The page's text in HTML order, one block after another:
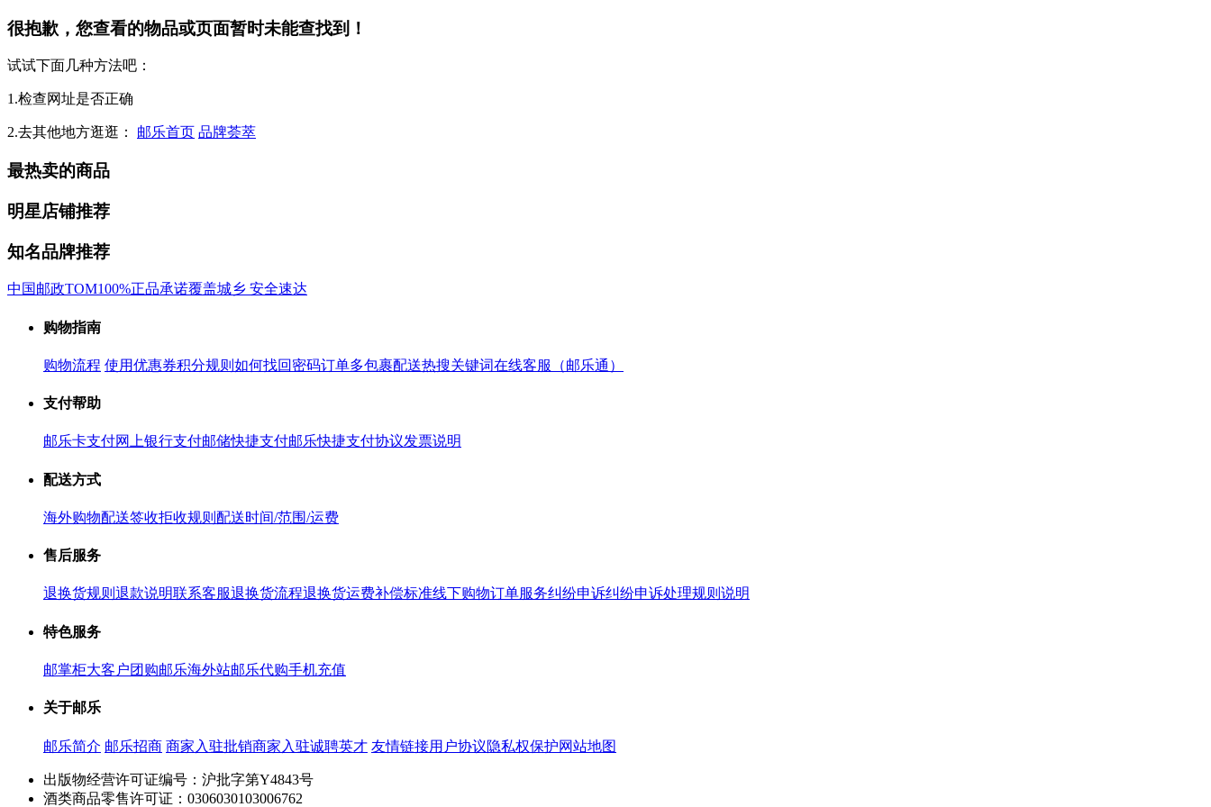
很抱歉，您查看的物品或页面暂时未能查找到！
试试下面几种方法吧：
1.检查网址是否正确
2.去其他地方逛逛： 邮乐首页 品牌荟萃
最热卖的商品
明星店铺推荐
知名品牌推荐
中国邮政TOM100%正品承诺覆盖城乡 安全速达
购物指南
购物流程 使用优惠券积分规则 如何找回密码订单多包裹配送热搜关键词在线客服（邮乐通）
支付帮助
邮乐卡支付网上银行支付邮储快捷支付邮乐快捷支付协议发票说明
配送方式
海外购物配送签收拒收规则 配送时间/范围/运费
售后服务
退换货规则 退款说明联系客服退换货流程退换货运费补偿标准线下购物订单服务纠纷申诉纠纷申诉处理规则说明
特色服务
邮掌柜大客户团购邮乐海外站邮乐代购手机充值
关于邮乐
邮乐简介 邮乐招商 商家入驻批销商家入驻诚聘英才 友情链接用户协议隐私权保护网站地图
出版物经营许可证编号：沪批字第Y4843号
酒类商品零售许可证：0306030103006762